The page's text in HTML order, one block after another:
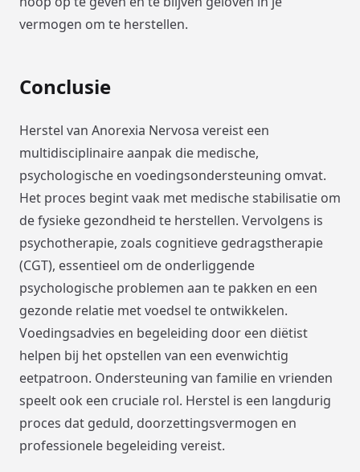
vermogen om te herstellen.
Conclusie
Herstel van Anorexia Nervosa vereist een
multidisciplinaire aanpak die medische,
psychologische en voedingsondersteuning omvat.
Het proces begint vaak met medische stabilisatie om
de fysieke gezondheid te herstellen. Vervolgens is
psychotherapie, zoals cognitieve gedragstherapie
(CGT), essentieel om de onderliggende
psychologische problemen aan te pakken en een
gezonde relatie met voedsel te ontwikkelen.
Voedingsadvies en begeleiding door een diëtist
helpen bij het opstellen van een evenwichtig
eetpatroon. Ondersteuning van familie en vrienden
speelt ook een cruciale rol. Herstel is een langdurig
proces dat geduld, doorzettingsvermogen en
professionele begeleiding vereist.